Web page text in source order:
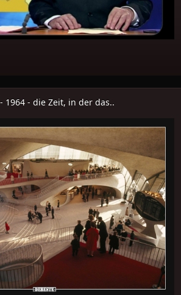
1964 - die Zeit, in der das..